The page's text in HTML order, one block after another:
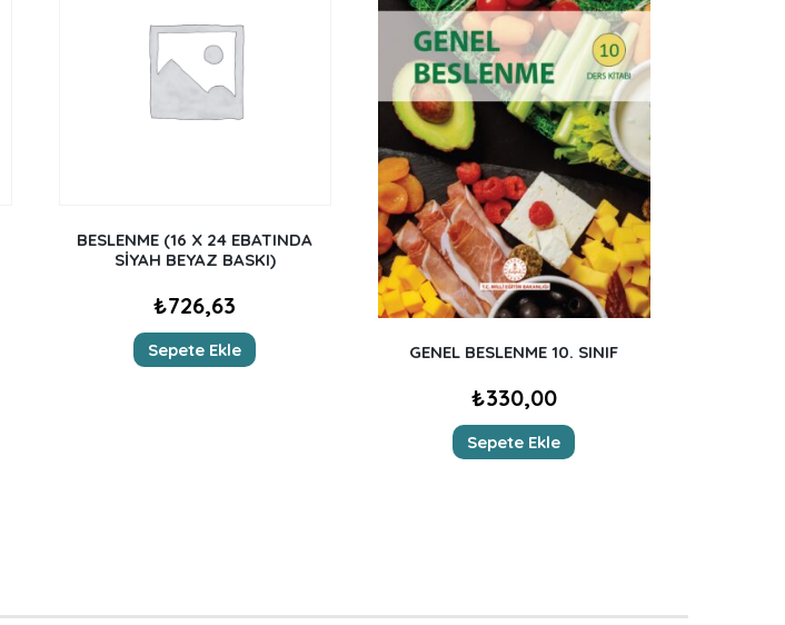
BESLENME (16 X 24 EBATINDA
SİYAH BEYAZ BASKI)
₺726,63
Sepete Ekle GENEL BESLENME 10. SINIF
₺330,00
Sepete Ekle